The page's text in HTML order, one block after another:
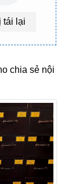
tái lại
chia sẻ nội